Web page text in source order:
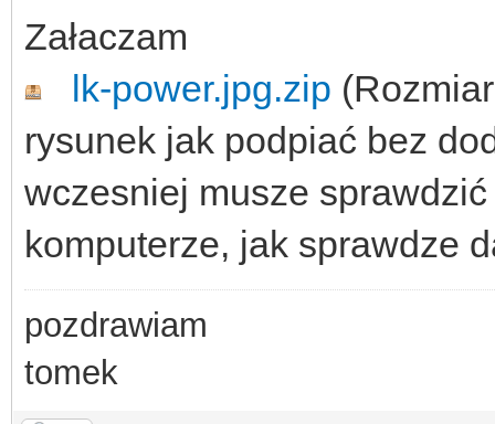
Załaczam
lk-power.jpg.zip
rysunek jak podpiać bez
wczesniej musze
komputerze, jak sprawdze
pozdrawiam
tomek